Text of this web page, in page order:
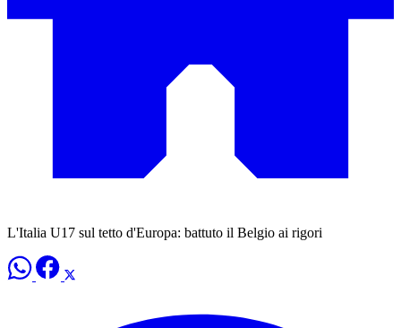
L'Italia U17 sul tetto d'Europa: battuto il Belgio ai rigori